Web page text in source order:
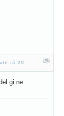
iš 20
gi ne